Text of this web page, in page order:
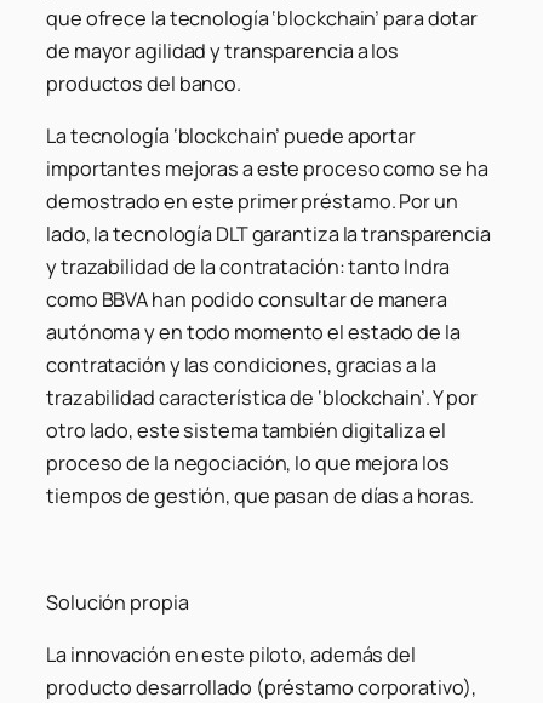
que ofrece la tecnología ‘blockchain’ para dotar
de mayor agilidad y transparencia a los
productos del banco.
La tecnología ‘blockchain’ puede aportar
importantes mejoras a este proceso como se ha
demostrado en este primer préstamo. Por un
lado, la tecnología DLT garantiza la transparencia
y trazabilidad de la contratación: tanto Indra
como BBVA han podido consultar de manera
autónoma y en todo momento el estado de la
contratación y las condiciones, gracias a la
trazabilidad característica de ‘blockchain’. Y por
otro lado, este sistema también digitaliza el
proceso de la negociación, lo que mejora los
tiempos de gestión, que pasan de días a horas.
Solución propia
La innovación en este piloto, además del
producto desarrollado (préstamo corporativo),